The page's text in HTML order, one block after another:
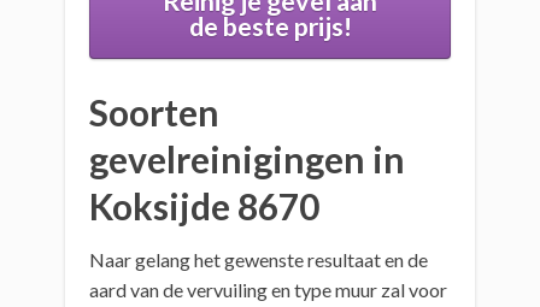
de beste prijs!
Soorten
gevelreinigingen in
Koksijde 8670
Naar gelang het gewenste resultaat en de
aard van de vervuiling en type muur zal voor